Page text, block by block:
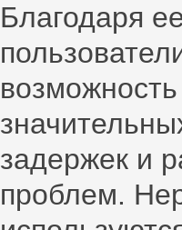
Благодаря
задержек и
проблем.